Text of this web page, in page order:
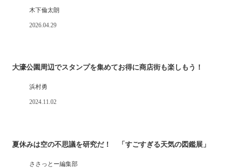
木下倫太朗
2026.04.29
大濠公園周辺でスタンプを集めてお得に商店街も楽しもう！
浜村勇
2024.11.02
夏休みは空の不思議を研究だ！ 「すごすぎる天気の図鑑展」
ささっとー編集部